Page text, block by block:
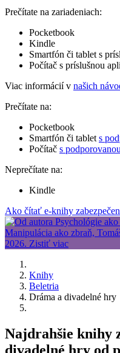
Prečítate na zariadeniach:
Pocketbook
Kindle
Smartfón či tablet s
Počítač s príslušnou
Viac informácií v našich
Prečítate na:
Pocketbook
Smartfón či tablet s
Počítač s
Neprečítate na:
Kindle
Ako čítať e-knihy
Knihy
Beletria
Dráma a divadelné hry
Najdrahšie knihy